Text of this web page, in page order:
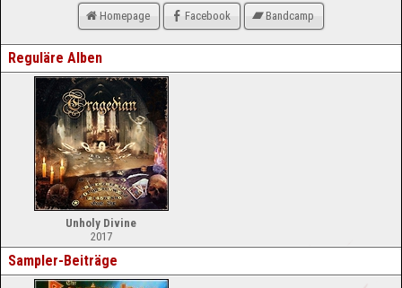
Homepage Facebook Bandcamp
Reguläre Alben
Unholy Divine
2017
Sampler-Beiträge